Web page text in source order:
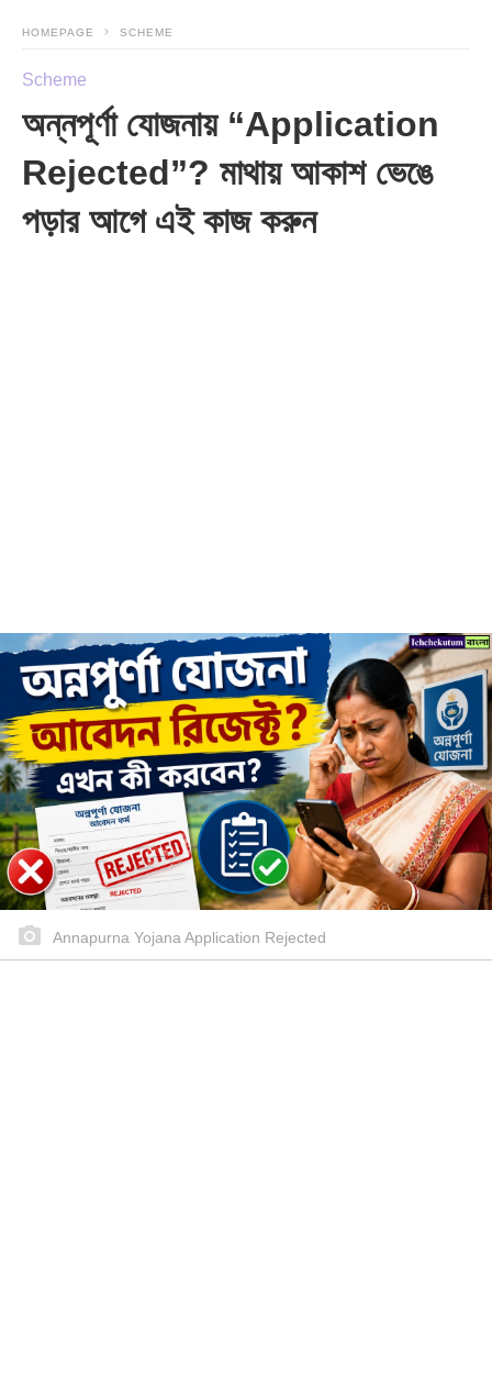
HOMEPAGE SCHEME
Scheme
অন্নপূর্ণা যোজনায় “Application
Rejected”? মাথায় আকাশ ভেঙে
পড়ার আগে এই কাজ করুন
Annapurna Yojana Application Rejected